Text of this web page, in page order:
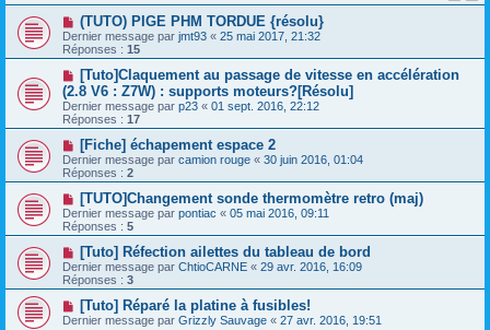
(TUTO) PIGE PHM TORDUE {résolu}
Dernier message par jmt93 « 25 mai 2017, 21:32
Réponses : 15
[Tuto]Claquement au passage de vitesse en accélération
(2.8 V6 : Z7W) : supports moteurs?[Résolu]
Dernier message par p23 « 01 sept. 2016, 22:12
Réponses : 17
[Fiche] échapement espace 2
Dernier message par camion rouge « 30 juin 2016, 01:04
Réponses : 2
[TUTO]Changement sonde thermomètre retro (maj)
Dernier message par pontiac « 05 mai 2016, 09:11
Réponses : 5
[Tuto] Réfection ailettes du tableau de bord
Dernier message par ChtioCARNE « 29 avr. 2016, 16:09
Réponses : 3
[Tuto] Réparé la platine à fusibles!
Dernier message par Grizzly Sauvage « 27 avr. 2016, 19:51